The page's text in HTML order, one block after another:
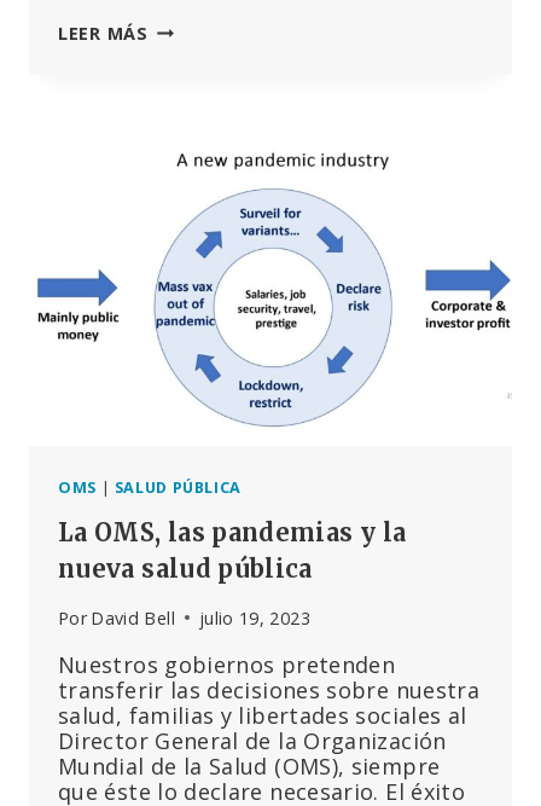
LEER MÁS LOS
OMS | SALUD PÚBLICA
La OMS, las pandemias y la
nueva salud pública
Por David Bell julio 19, 2023
Nuestros gobiernos pretenden
transferir las decisiones sobre nuestra
salud, familias y libertades sociales al
Director General de la Organización
Mundial de la Salud (OMS), siempre
que éste lo declare necesario. El éxito